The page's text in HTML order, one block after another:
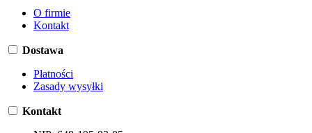
O firmie
Kontakt
Dostawa
Płatności
Zasady wysyłki
Kontakt